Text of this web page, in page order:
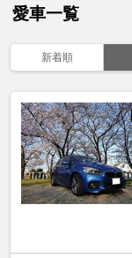
愛車一覧
新着順